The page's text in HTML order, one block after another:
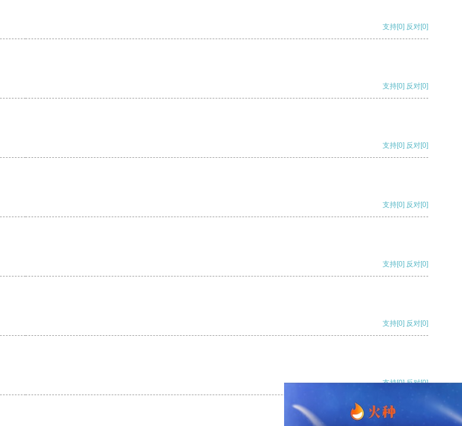
支持[0] 反对[0]
支持[0] 反对[0]
支持[0] 反对[0]
支持[0] 反对[0]
支持[0] 反对[0]
支持[0] 反对[0]
支持[0] 反对[0]